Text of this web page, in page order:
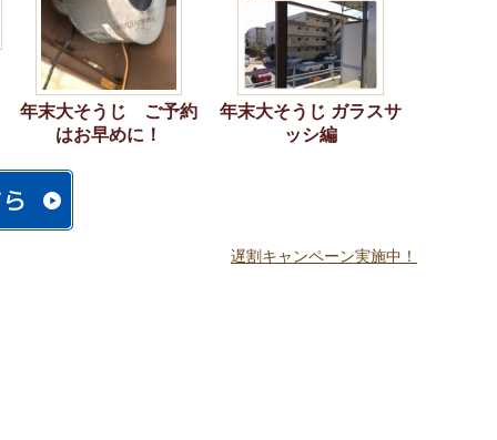
年末大そうじ ご予約
はお早めに！
年末大そうじ ガラスサ
ッシ編
遅割キャンペーン実施中！